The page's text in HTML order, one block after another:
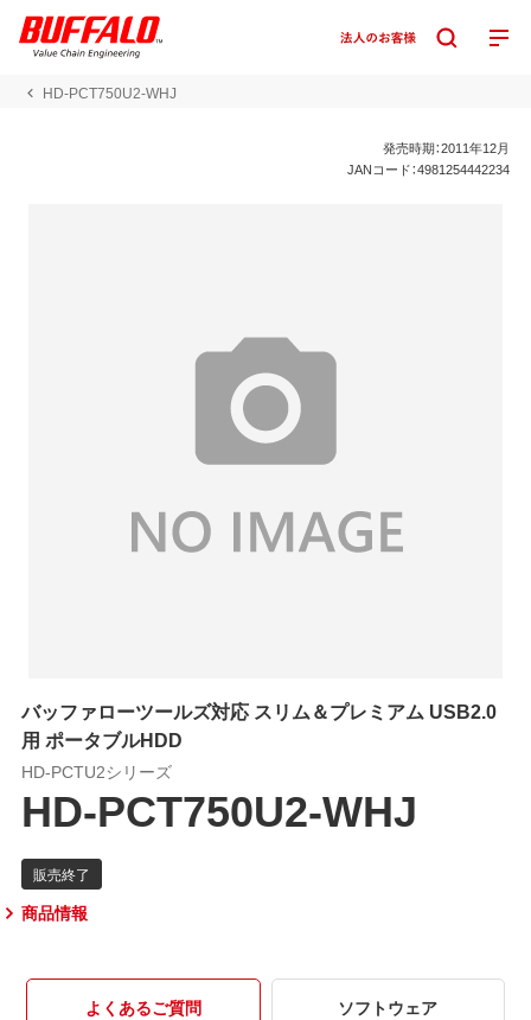
HD-PCT750U2-WHJ
発売時期：2011年12月
JANコード：4981254442234
バッファローツールズ対応 スリム＆プレミアム USB2.0
用 ポータブルHDD
HD-PCTU2シリーズ
HD-PCT750U2-WHJ
商品情報
よくあるご質問 ソフトウェア